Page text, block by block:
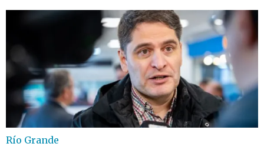
Río Grande